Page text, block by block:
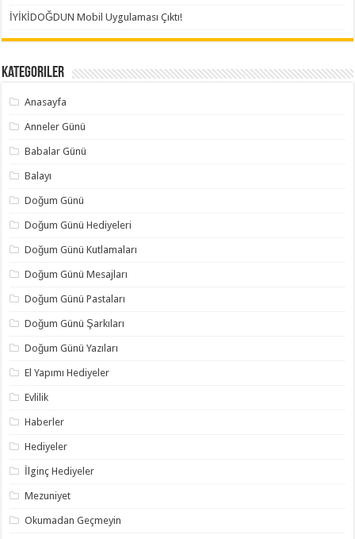
İYİKİDOĞDUN Mobil Uygulaması Çıktı!
Kategoriler
Anasayfa
Anneler Günü
Babalar Günü
Balayı
Doğum Günü
Doğum Günü Hediyeleri
Doğum Günü Kutlamaları
Doğum Günü Mesajları
Doğum Günü Pastaları
Doğum Günü Şarkıları
Doğum Günü Yazıları
El Yapımı Hediyeler
Evlilik
Haberler
Hediyeler
İlginç Hediyeler
Mezuniyet
Okumadan Geçmeyin